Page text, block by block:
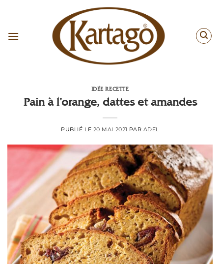
IDÉE RECETTE
Pain à l’orange, dattes et amandes
PUBLIÉ LE 20 MAI 2021 PAR ADEL